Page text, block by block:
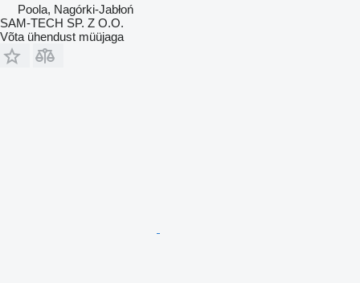
Poola, Nagórki-Jabłoń
SAM-TECH SP. Z O.O.
Võta ühendust müüjaga